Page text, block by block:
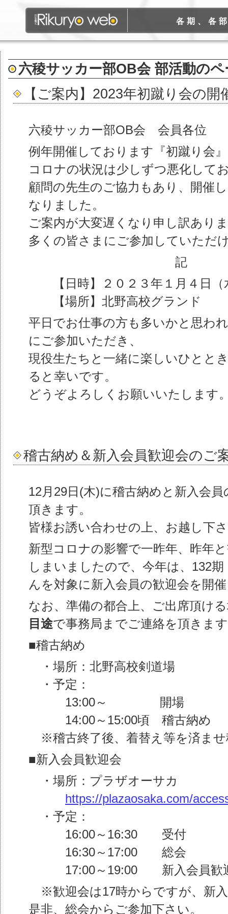
各期、各
六稜サッカー部OB会 部活動のペ
【ご案内】2023年初蹴り会の開
六稜サッカー部OB会 会員各位
例年開催しております『初蹴り会
コロナの状況は少しずつ悪化して
顧問の先生のご協力もあり、開催
なりました。
ご案内が大変遅くなり申し訳あり
多くの皆さまにご参加していただ
記
【日時】２０２３年１月４日（
【場所】北野高校グランド
平日でお仕事の方も多いかと思わ
にご参加いただき、
現役生たちと一緒に楽しいひとと
ると幸いです。
どうぞよろしくお願いいたします
稽古納め＆新入会員歓迎会のご
12月29日(木)に稽古納めと新入会
頂きます。
皆様お誘い合わせの上、お越し下
新型コロナの影響で一昨年、昨年
しまいましたので、今年は、132
んを対象に新入会員の歓迎会を開
なお、準備の都合上、ご出席頂け
目途で事務局までご連絡を頂きま
■稽古納め
・場所：北野高校剣道場
・予定：
13:00～ 開場
14:00～15:00頃 稽古納め
※稽古終了後、着替え等を済ませ
■新入会員歓迎会
・場所：プラザオーサカ
https://plazaosaka.com/
・予定：
16:00～16:30 受付
16:30～17:00 総会
17:00～19:00 新入会員歓
※歓迎会は17時からですが、新
是非、総会からご参加下さい。